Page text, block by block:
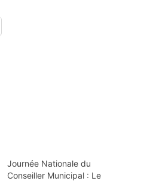
Journée Nationale du
Conseiller Municipal : Le